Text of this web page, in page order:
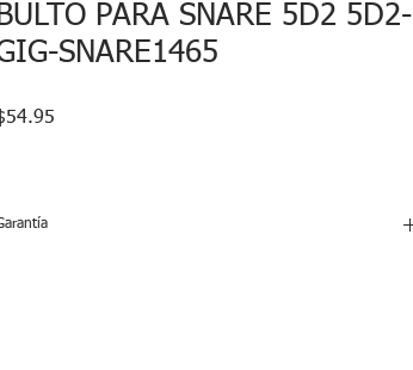
BULTO PARA SNARE 5D2 5D2-
SNARE1465